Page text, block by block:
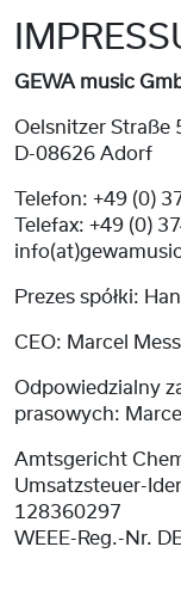
GEWA music
Oelsnitzer Straße
D-08626 Adorf
Telefon: +49 (0)
Telefax: +49 (0)
Prezes spółki:
CEO: Marcel
Odpowiedzialny
prasowych:
Amtsgericht
Umsatzsteuer-
128360297
WEEE-Reg.-Nr.